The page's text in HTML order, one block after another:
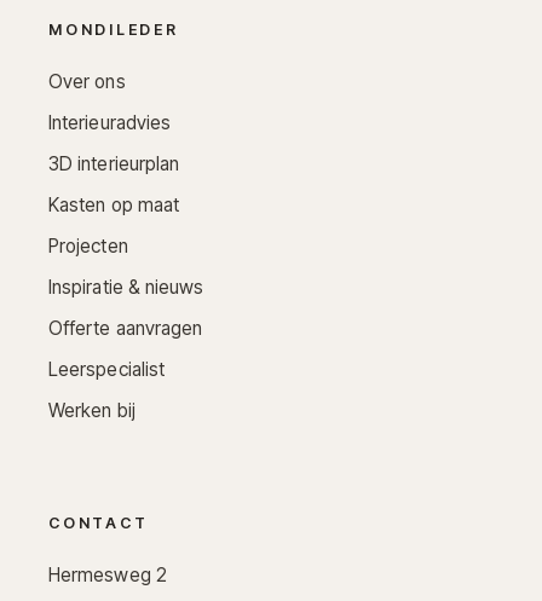
MONDILEDER
Over ons
Interieuradvies
3D interieurplan
Kasten op maat
Projecten
Inspiratie & nieuws
Offerte aanvragen
Leerspecialist
Werken bij
CONTACT
Hermesweg 2